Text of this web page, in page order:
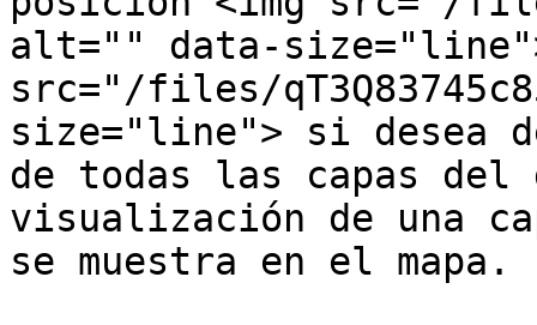
alt="" data-
src="/files/
size="line"> si desea
de todas las capas del
visualización de una
se muestra en el mapa.